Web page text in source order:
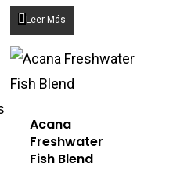
Leer Más
Acana
Freshwater
Fish Blend